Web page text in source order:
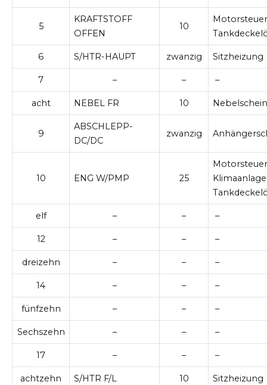
5
KRAFTSTOFF
OFFEN
10
6 S/HTR-HAUPT zwanzig Sitzheizung
7 – – –
acht NEBEL FR 10
9
ABSCHLEPP-
DC/DC
zwanzig
10 ENG W/PMP 25
elf – – –
12 – – –
dreizehn – – –
14 – – –
fünfzehn – – –
Sechszehn – – –
17 – – –
achtzehn S/HTR F/L 10 Sitzheizung